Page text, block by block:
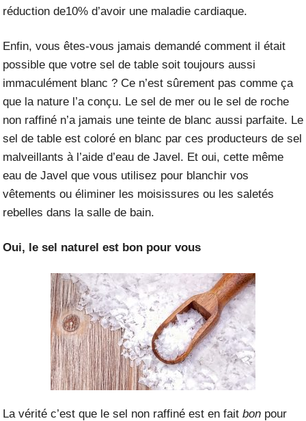
réduction de10% d’avoir une maladie cardiaque.
Enfin, vous êtes-vous jamais demandé comment il était
possible que votre sel de table soit toujours aussi
immaculément blanc ? Ce n’est sûrement pas comme ça
que la nature l’a conçu. Le sel de mer ou le sel de roche
non raffiné n’a jamais une teinte de blanc aussi parfaite. Le
sel de table est coloré en blanc par ces producteurs de sel
malveillants à l’aide d’eau de Javel. Et oui, cette même
eau de Javel que vous utilisez pour blanchir vos
vêtements ou éliminer les moisissures ou les saletés
rebelles dans la salle de bain.
Oui, le sel naturel est bon pour vous
La vérité c’est que le sel non raffiné est en fait bon pour